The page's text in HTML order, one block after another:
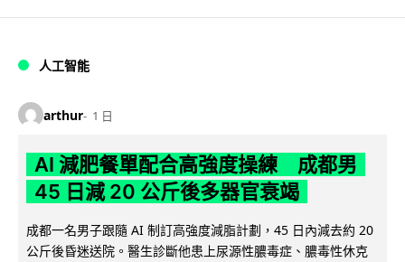
人工智能
arthur 1 日
AI 減肥餐單配合高強度操練 成都男
45 日減 20 公斤後多器官衰竭
成都一名男子跟隨 AI 制訂高強度減脂計劃，45 日內減去約 20
公斤後昏迷送院。醫生診斷他患上尿源性膿毒症、膿毒性休克